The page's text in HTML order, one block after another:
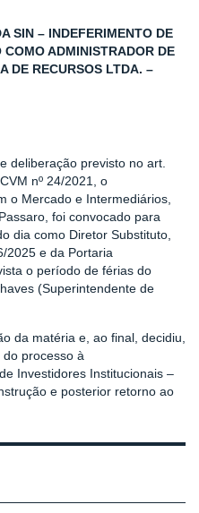
SIN – INDEFERIMENTO DE
COMO ADMINISTRADOR DE
DE RECURSOS LTDA. –
deliberação previsto no art.
nº 24/2021, o
o Mercado e Intermediários,
foi convocado para
dia como Diretor Substituto,
2025 e da Portaria
o período de férias do
(Superintendente de
da matéria e, ao final, decidiu,
processo à
Investidores Institucionais –
e posterior retorno ao